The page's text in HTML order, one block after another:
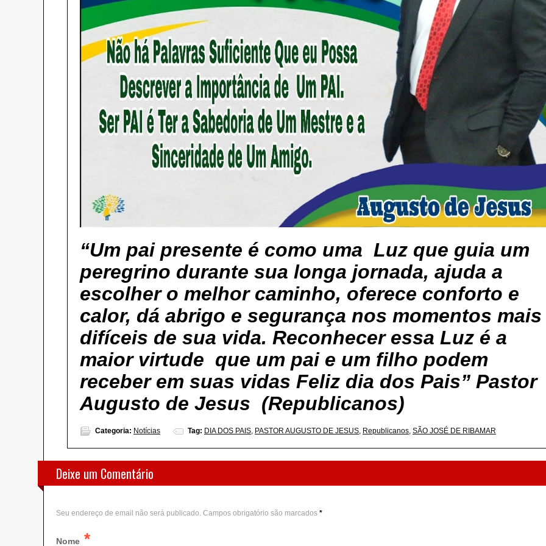
“Um pai presente é como uma Luz que guia um
peregrino durante sua longa jornada, ajuda a
escolher o melhor caminho, oferece conforto e
calor, dá abrigo e segurança nos momentos mais
difíceis de sua vida. Reconhecer essa Luz é a
maior virtude que um pai e um filho podem
receber em suas vidas Feliz dia dos Pais” Pastor
Augusto de Jesus (Republicanos)
Categoria: Notícias Tag: DIA DOS PAIS, PASTOR AUGUSTO DE JESUS, Republicanos, SÃO JOSÉ DE RIBAMAR
Deixe um Comentário
Seu endereço de email não será publicado. Campos obrigatório são marcados *
Nome *